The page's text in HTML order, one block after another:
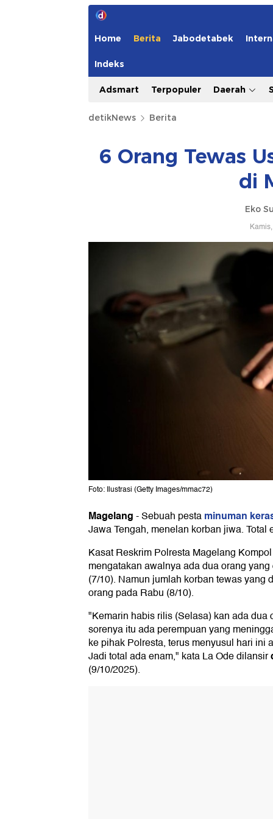
Home Berita Jabodetabek
Indeks
Adsmart Terpopuler Daerah
detikNews Berita
6 Orang Tewas
di
Eko
Foto: Ilustrasi (Getty Images/mmac72)
Magelang-Sebuah pestaminuman
Jawa Tengah, menelan korban jiwa. Total
Kasat Reskrim Polresta Magelang
mengatakan awalnya ada dua orang
(7/10). Namun jumlah korban tewas yang
orang pada Rabu (8/10).
"Kemarin habis rilis (Selasa) kan ada dua
sorenya itu ada perempuan yang
ke pihak Polresta, terus menyusul hari ini
Jadi total ada enam," kata La Ode dilansir
(9/10/2025).